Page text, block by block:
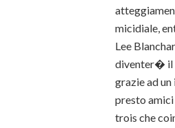
micidiale,
Lee
diventer� il
grazie ad
presto
trois che